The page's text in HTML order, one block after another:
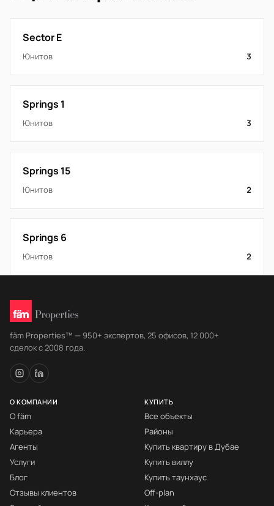
Sector E
Юнитов 3
Springs 1
Юнитов 3
Springs 15
Юнитов 2
Springs 6
Юнитов 2
fäm Properties™ — 950+ экспертов, 25 офисов, 12 000+
сделок с 2008 года.
О КОМПАНИИ
О fäm
Карьера
Агенты
Услуги
Блог
Отзывы клиентов
КУПИТЬ
Все объекты
Районы
Купить квартиру в Дубае
Купить виллу
Купить таунхаус
Off-plan